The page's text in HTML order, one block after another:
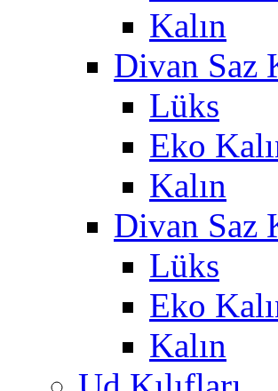
Kalın
Divan Saz
Lüks
Eko
Kalın
Divan Saz
Lüks
Eko
Kalın